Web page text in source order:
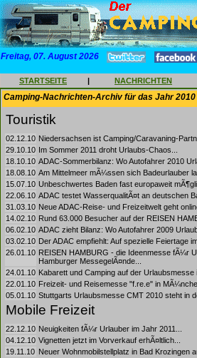
Freitag, 07. August 2026
STARTSEITE | NACHRICHTEN
Camping-Nachrichten-Archiv für das Jahr 2010
Touristik
02.12.10 Niedersachsen ist Camping/Caravaning-
29.10.10 Im Sommer 2011 droht Urlaubs-Chaos...
18.10.10 ADAC-Sommerbilanz: Wo Autofahrer 2010
18.08.10 Am Mittelmeer mÃ¼ssen sich Badeurlauber
15.07.10 Unbeschwertes Baden fast europaweit
22.06.10 ADAC testet WasserqualitÃ¤t an deutschen
31.03.10 Neue ADAC-Reise- und Freizeitwelt geht
14.02.10 Rund 63.000 Besucher auf der REISEN
06.02.10 ADAC zieht Bilanz: Wo Autofahrer 2009
03.02.10 Der ADAC empfiehlt: Auf spezielle Feiertage
26.01.10 REISEN HAMBURG - die Ideenmesse fÃ¼r
Hamburger MessegelÃ¤nde...
24.01.10 Kabarett und Camping auf der
22.01.10 Freizeit- und Reisemesse "f.re.e" in
05.01.10 Stuttgarts Urlaubsmesse CMT 2010 steht in
Mobile Freizeit
22.12.10 Neuigkeiten fÃ¼r Urlauber im Jahr 2011...
04.12.10 Vignetten jetzt im Vorverkauf erhÃ¤ltlich...
19.11.10 Neuer Wohnmobilstellplatz in Bad Krozingen